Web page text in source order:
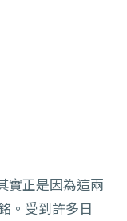
實正是因為這兩
。受到許多日